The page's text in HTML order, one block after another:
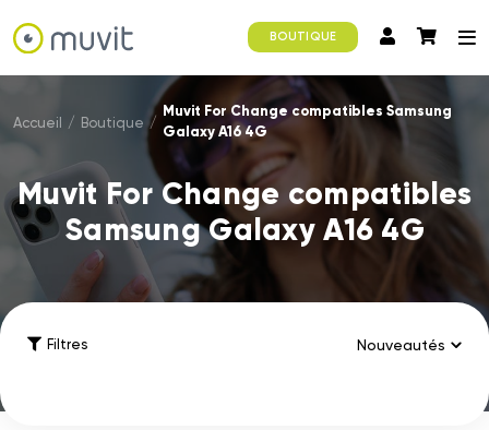
BOUTIQUE
Accueil / Boutique /
Muvit For Change compatibles Samsung
Galaxy A16 4G
Muvit For Change compatibles
Samsung Galaxy A16 4G
Filtres